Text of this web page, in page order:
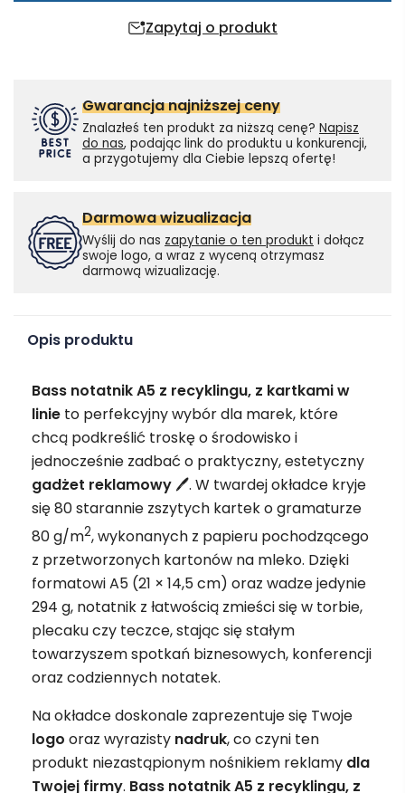
Zapytaj o produkt
Gwarancja najniższej ceny
Znalazłeś ten produkt za niższą cenę? Napisz
do nas, podając link do produktu u konkurencji,
a przygotujemy dla Ciebie lepszą ofertę!
Darmowa wizualizacja
Wyślij do nas zapytanie o ten produkt i dołącz
swoje logo, a wraz z wyceną otrzymasz
darmową wizualizację.
Opis produktu
Bass notatnik A5 z recyklingu, z kartkami w
linie to perfekcyjny wybór dla marek, które
chcą podkreślić troskę o środowisko i
jednocześnie zadbać o praktyczny, estetyczny
gadżet reklamowy 🖊️. W twardej okładce kryje
się 80 starannie zszytych kartek o gramaturze
80 g/m2, wykonanych z papieru pochodzącego
z przetworzonych kartonów na mleko. Dzięki
formatowi A5 (21 × 14,5 cm) oraz wadze jedynie
294 g, notatnik z łatwością zmieści się w torbie,
plecaku czy teczce, stając się stałym
towarzyszem spotkań biznesowych, konferencji
oraz codziennych notatek.
Na okładce doskonale zaprezentuje się Twoje
logo oraz wyrazisty nadruk, co czyni ten
produkt niezastąpionym nośnikiem reklamy dla
Twojej firmy. Bass notatnik A5 z recyklingu, z